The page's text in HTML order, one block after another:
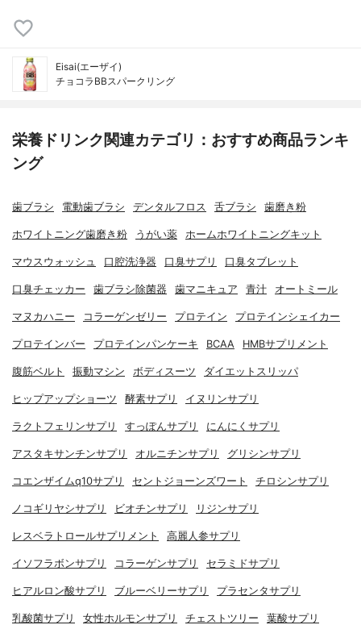
Eisai(エーザイ)
チョコラBBスパークリング
栄養ドリンク関連カテゴリ：おすすめ商品ランキ
ング
歯ブラシ 電動歯ブラシ デンタルフロス 舌ブラシ 歯磨き粉
ホワイトニング歯磨き粉 うがい薬 ホームホワイトニングキット
マウスウォッシュ 口腔洗浄器 口臭サプリ 口臭タブレット
口臭チェッカー 歯ブラシ除菌器 歯マニキュア 青汁 オートミール
マヌカハニー コラーゲンゼリー プロテイン プロテインシェイカー
プロテインバー プロテインパンケーキ BCAA HMBサプリメント
腹筋ベルト 振動マシン ボディスーツ ダイエットスリッパ
ヒップアップショーツ 酵素サプリ イヌリンサプリ
ラクトフェリンサプリ すっぽんサプリ にんにくサプリ
アスタキサンチンサプリ オルニチンサプリ グリシンサプリ
コエンザイムq10サプリ セントジョーンズワート チロシンサプリ
ノコギリヤシサプリ ビオチンサプリ リジンサプリ
レスベラトロールサプリメント 高麗人参サプリ
イソフラボンサプリ コラーゲンサプリ セラミドサプリ
ヒアルロン酸サプリ ブルーベリーサプリ プラセンタサプリ
乳酸菌サプリ 女性ホルモンサプリ チェストツリー 葉酸サプリ